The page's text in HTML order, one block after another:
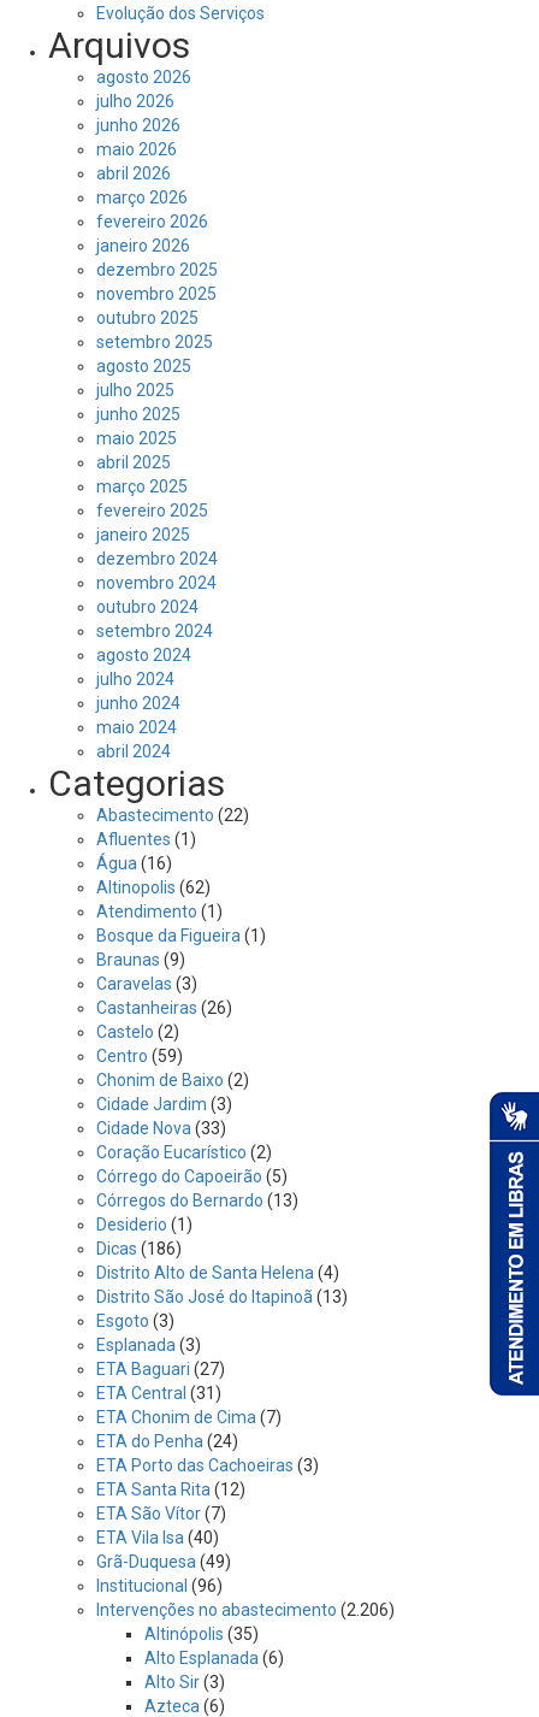
Evolução dos Serviços
Arquivos
agosto 2026
julho 2026
junho 2026
maio 2026
abril 2026
março 2026
fevereiro 2026
janeiro 2026
dezembro 2025
novembro 2025
outubro 2025
setembro 2025
agosto 2025
julho 2025
junho 2025
maio 2025
abril 2025
março 2025
fevereiro 2025
janeiro 2025
dezembro 2024
novembro 2024
outubro 2024
setembro 2024
agosto 2024
julho 2024
junho 2024
maio 2024
abril 2024
Categorias
Abastecimento (22)
Afluentes (1)
Água (16)
Altinopolis (62)
Atendimento (1)
Bosque da Figueira (1)
Braunas (9)
Caravelas (3)
Castanheiras (26)
Castelo (2)
Centro (59)
Chonim de Baixo (2)
Cidade Jardim (3)
Cidade Nova (33)
Coração Eucarístico (2)
Córrego do Capoeirão (5)
Córregos do Bernardo (13)
Desiderio (1)
Dicas (186)
Distrito Alto de Santa Helena (4)
Distrito São José do Itapinoã (13)
Esgoto (3)
Esplanada (3)
ETA Baguari (27)
ETA Central (31)
ETA Chonim de Cima (7)
ETA do Penha (24)
ETA Porto das Cachoeiras (3)
ETA Santa Rita (12)
ETA São Vítor(7)
ETA Vila Isa (40)
Grã-Duquesa (49)
Institucional (96)
Intervenções no abastecimento (2.206)
Altinópolis (35)
Alto Esplanada (6)
Alto Sir(3)
Azteca (6)